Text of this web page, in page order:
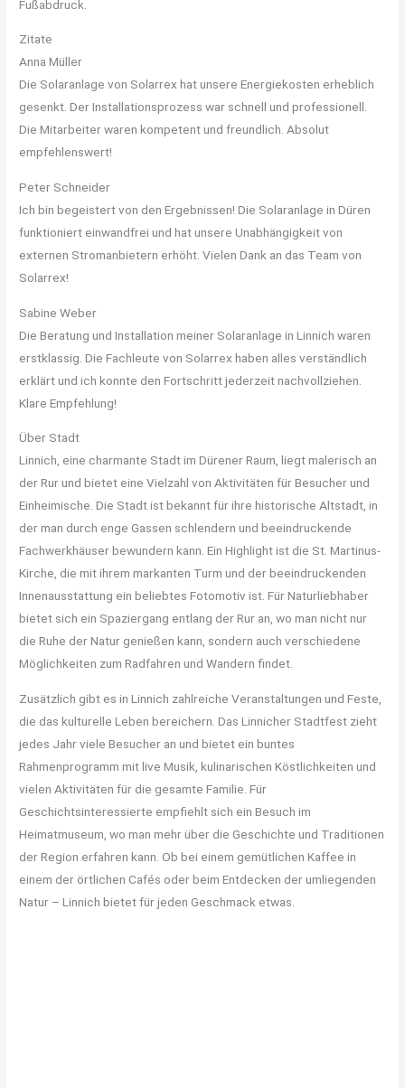
Fußabdruck.
Zitate
Anna Müller
Die Solaranlage von Solarrex hat unsere Energiekosten erheblich
gesenkt. Der Installationsprozess war schnell und professionell.
Die Mitarbeiter waren kompetent und freundlich. Absolut
empfehlenswert!
Peter Schneider
Ich bin begeistert von den Ergebnissen! Die Solaranlage in Düren
funktioniert einwandfrei und hat unsere Unabhängigkeit von
externen Stromanbietern erhöht. Vielen Dank an das Team von
Solarrex!
Sabine Weber
Die Beratung und Installation meiner Solaranlage in Linnich waren
erstklassig. Die Fachleute von Solarrex haben alles verständlich
erklärt und ich konnte den Fortschritt jederzeit nachvollziehen.
Klare Empfehlung!
Über Stadt
Linnich, eine charmante Stadt im Dürener Raum, liegt malerisch an
der Rur und bietet eine Vielzahl von Aktivitäten für Besucher und
Einheimische. Die Stadt ist bekannt für ihre historische Altstadt, in
der man durch enge Gassen schlendern und beeindruckende
Fachwerkhäuser bewundern kann. Ein Highlight ist die St. Martinus-
Kirche, die mit ihrem markanten Turm und der beeindruckenden
Innenausstattung ein beliebtes Fotomotiv ist. Für Naturliebhaber
bietet sich ein Spaziergang entlang der Rur an, wo man nicht nur
die Ruhe der Natur genießen kann, sondern auch verschiedene
Möglichkeiten zum Radfahren und Wandern findet.
Zusätzlich gibt es in Linnich zahlreiche Veranstaltungen und Feste,
die das kulturelle Leben bereichern. Das Linnicher Stadtfest zieht
jedes Jahr viele Besucher an und bietet ein buntes
Rahmenprogramm mit live Musik, kulinarischen Köstlichkeiten und
vielen Aktivitäten für die gesamte Familie. Für
Geschichtsinteressierte empfiehlt sich ein Besuch im
Heimatmuseum, wo man mehr über die Geschichte und Traditionen
der Region erfahren kann. Ob bei einem gemütlichen Kaffee in
einem der örtlichen Cafés oder beim Entdecken der umliegenden
Natur – Linnich bietet für jeden Geschmack etwas.